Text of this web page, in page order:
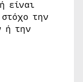
είναι
την
ή την